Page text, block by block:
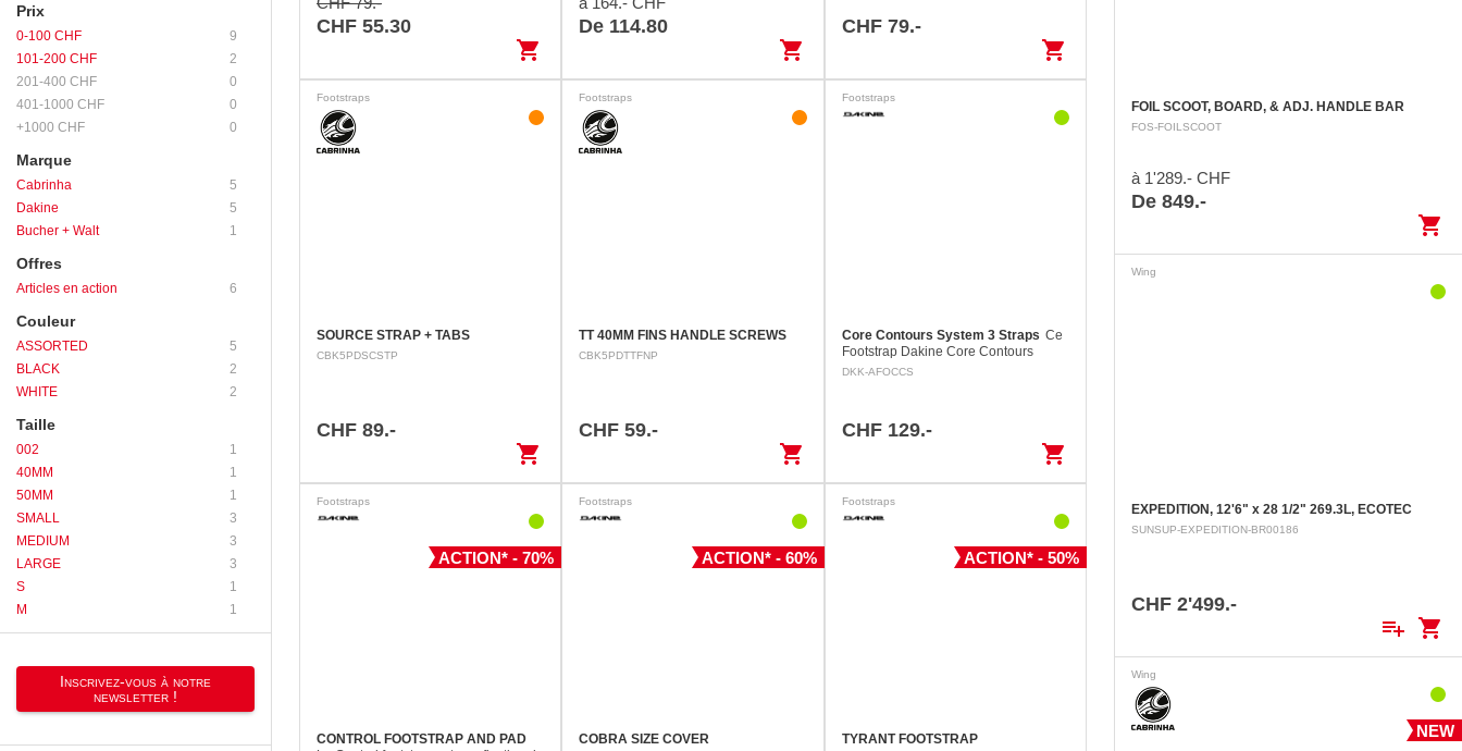
Prix
0-100 CHF
9
101-200 CHF
2
201-400 CHF
0
401-1000 CHF
0
+1000 CHF
0
Marque
Cabrinha
5
Dakine
5
Bucher + Walt
1
Offres
Articles en action 6
Couleur
ASSORTED
5
BLACK
2
WHITE
2
Taille
002
1
40MM
1
50MM
1
SMALL
3
MEDIUM
3
LARGE
3
S
1
M
1
Inscrivez-vous à notre
newsletter !
footstrap is…
CHF 55.30
shopping_cart
De 114.80
shopping_cart
CHF 79.-
shopping_cart
Footstraps
SOURCE STRAP + TABS
CBK5PDSCSTP
CHF 89.-
shopping_cart
Footstraps
TT 40MM FINS HANDLE SCREWS
CBK5PDTTFNP
CHF 59.-
shopping_cart
Footstraps
Core Contours System 3 Straps Ce
Footstrap Dakine Core Contours
System a les contours pour être parfait
DKK-AFOCCS
CHF 129.-
shopping_cart
Footstraps
ACTION* - 70%
CONTROL FOOTSTRAP AND PAD
Footstraps
ACTION* - 60%
COBRA SIZE COVER
Footstraps
ACTION* - 50%
TYRANT FOOTSTRAP
FOIL SCOOT, BOARD, & ADJ. HANDLE BAR
FOS-FOILSCOOT
à 1'289.- CHF
De 849.-
shopping_cart
Wing
EXPEDITION, 12'6" x 28 1/2" 269.3L, ECOTEC
SUNSUP-EXPEDITION-BR00186
CHF 2'499.-
playlist_add shopping_cart
Wing
NEW